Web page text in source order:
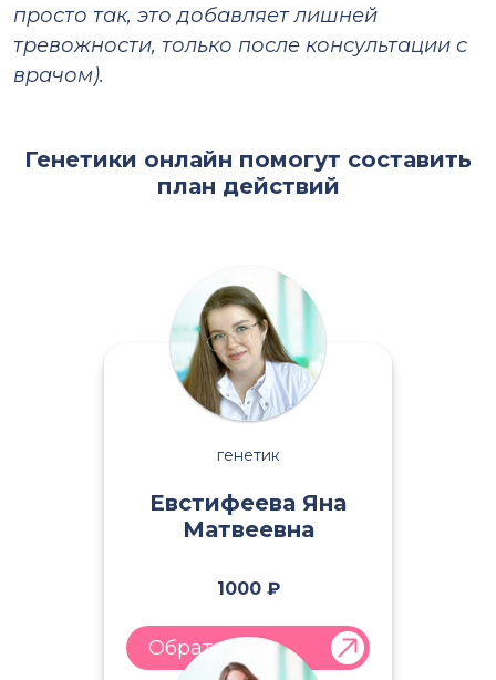
просто так, это добавляет лишней
тревожности, только после консультации с
врачом).
Генетики онлайн помогут составить
план действий
генетик
Евстифеева Яна
Матвеевна
1000 ₽
Обратиться